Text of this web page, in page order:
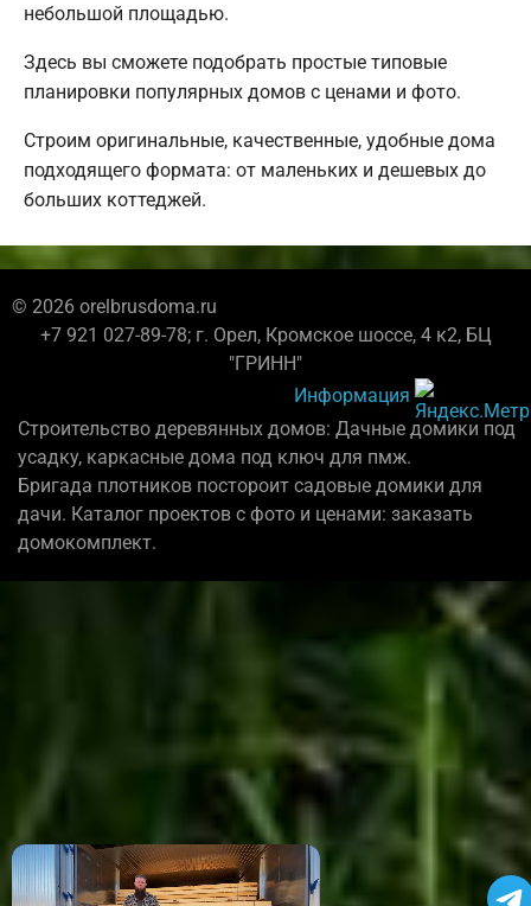
небольшой площадью.
Здесь вы сможете подобрать простые типовые
планировки популярных домов с ценами и фото.
Строим оригинальные, качественные, удобные дома
подходящего формата: от маленьких и дешевых до
больших коттеджей.
© 2026 orelbrusdoma.ru
+7 921 027-89-78; г. Орел, Кромское шоссе, 4 к2, БЦ
"ГРИНН"
Информация
Строительство деревянных домов: Дачные домики под
усадку, каркасные дома под ключ для пмж.
Бригада плотников постороит садовые домики для
дачи. Каталог проектов с фото и ценами: заказать
домокомплект.